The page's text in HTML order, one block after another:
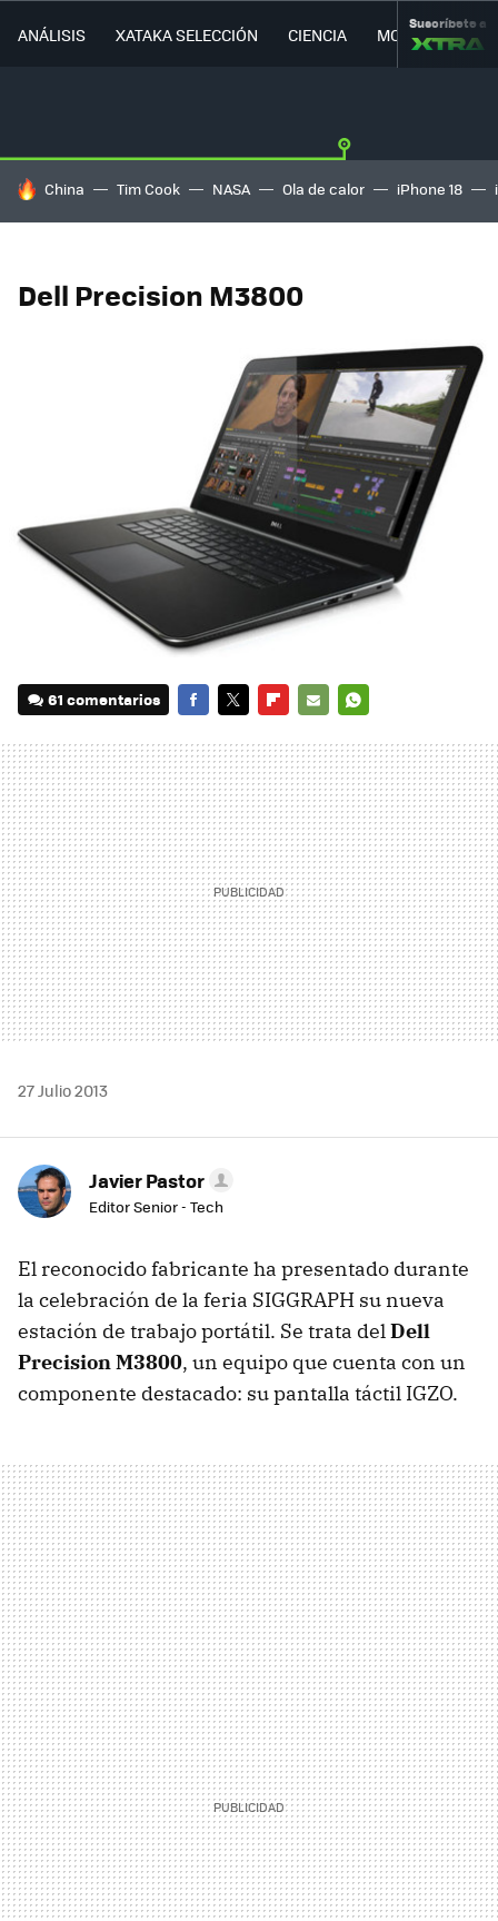
ANÁLISIS XATAKA SELECCIÓN CIENCIA MOVILIDAD
Suscríbete a
HOY SE HABLA DE
China Tim Cook NASA Ola de calor iPhone 18
Dell Precision M3800
61 comentarios
MAIL
27 Julio 2013
Javier Pastor
Editor Senior - Tech
El reconocido fabricante ha presentado durante
la celebración de la feria SIGGRAPH su nueva
estación de trabajo portátil. Se trata delDell
Precision M3800, un equipo que cuenta con un
componente destacado: su pantalla táctil IGZO.